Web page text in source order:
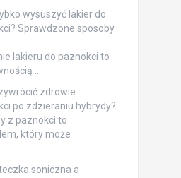
wysuszyć lakier do
Sprawdzone sposoby
lakieru do paznokci to
…
zdrowie
po zdzieraniu hybrydy?
z paznokci to
który może
soniczna a